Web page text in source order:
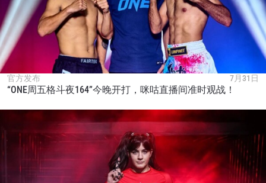
官方发布 7月31日
“ONE周五格斗夜164”今晚开打，咪咕直播间准时观战！